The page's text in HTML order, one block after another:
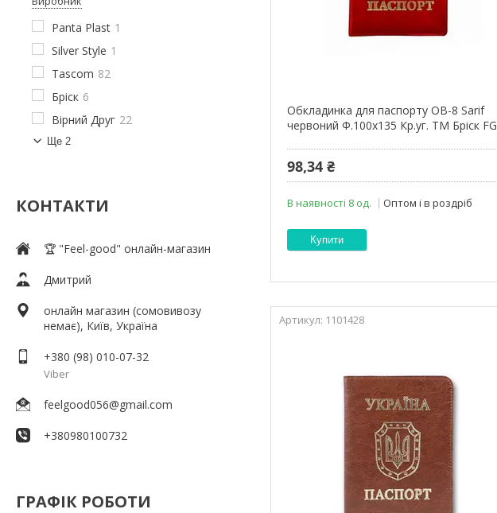
Panta Plast 1
Silver Style 1
Tascom 82
Бріск 6
Вірний Друг 22
Ще 2
КОНТАКТИ
🏆 "Feel-good" онлайн-магазин
Дмитрий
онлайн магазин (сомовивозу
немає), Київ, Україна
+380 (98) 010-07-32
Viber
feelgood056@gmail.com
+380980100732
ГРАФІК РОБОТИ
Обкладинка для паспорту ОВ-8 Sarif
червоний Ф.100х135 Кр.уг. ТМ Бріск FG
98,34 ₴
В наявності 8 од. Оптом і в роздріб
Купити
1101428